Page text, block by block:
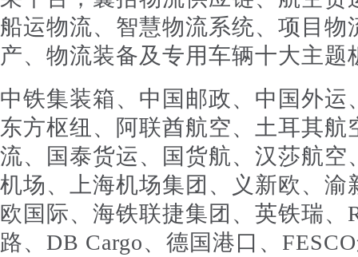
船运物流、智慧物流系统、项目物
产、物流装备及专用车辆十大主题
中铁集装箱、中国邮政、中国外
东方枢纽、阿联酋航空、土耳其
流、国泰货运、国货航、汉莎航
机场、上海机场集团、义新欧、
欧国际、海铁联捷集团、英铁瑞、
路、DB Cargo、德国港口、